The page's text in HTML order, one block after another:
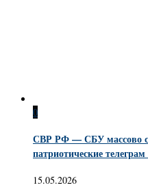
0
СВР РФ — СБУ массово
патриотические
15.05.2026